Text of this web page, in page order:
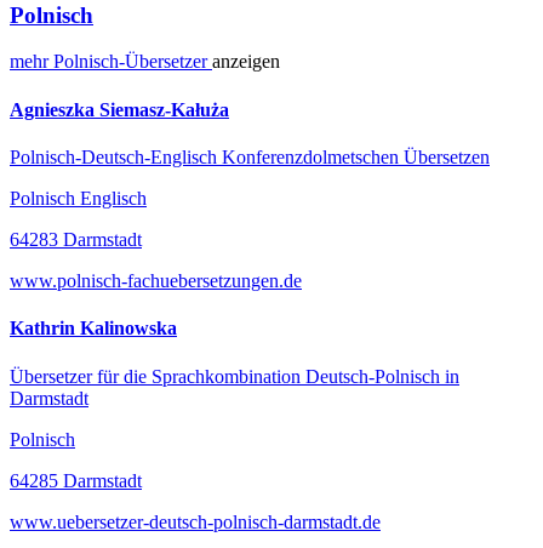
Polnisch
mehrPolnisch-Übersetzeranzeigen
Agnieszka Siemasz-Kałuża
Polnisch-Deutsch-Englisch Konferenzdolmetschen Übersetzen
Polnisch Englisch
64283 Darmstadt
www.polnisch-fachuebersetzungen.de
Kathrin Kalinowska
Übersetzer für die Sprachkombination Deutsch-Polnisch in
Darmstadt
Polnisch
64285 Darmstadt
www.uebersetzer-deutsch-polnisch-darmstadt.de